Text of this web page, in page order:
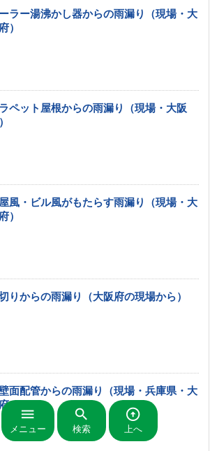
ラー湯沸かし器からの雨漏り（現場・大
）
ペット屋根からの雨漏り（現場・大阪
風・ビル風がもたらす雨漏り（現場・大
）
りからの雨漏り（大阪府の現場から）
面配管からの雨漏り（現場・兵庫県・大
）

メニュー

検索

上へ